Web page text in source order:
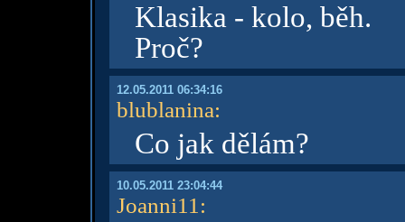
Klasika - kolo, běh.
Proč?
12.05.2011 06:34:16
blublanina:
Co jak dělám?
10.05.2011 23:04:44
Joanni11 :